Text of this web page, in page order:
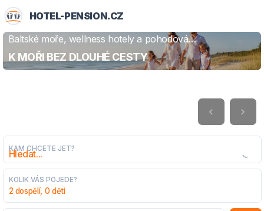
HOTEL-PENSION.CZ
Baltské moře, wellness hotely a pohodová
dovolená
K MOŘI BEZ DLOUHÉ CESTY
ZJISTIT VÍCE
KAM CHCETE JET?
KOLIK VÁS POJEDE?
2 dospělí, 0 dětí